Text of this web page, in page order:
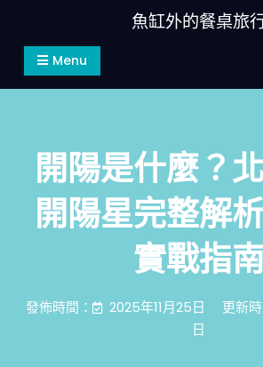
content
魚缸外的餐桌旅
Menu
開陽是什麼？
開陽星完整解
實戰指
發佈時間： 2025年11月25日
更新
日